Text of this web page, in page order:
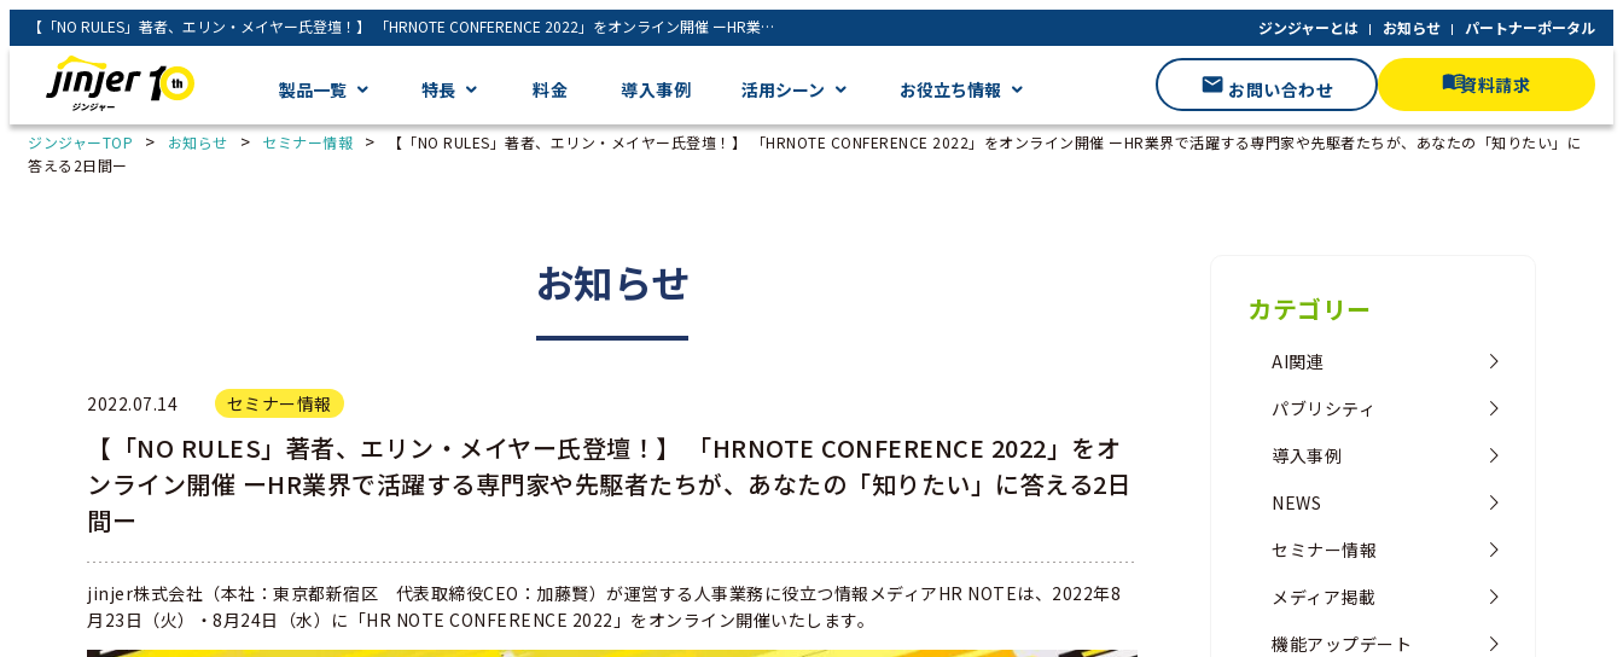
【「NO RULES」著者、エリン・メイヤー氏登壇！】 「HRNOTE CONFERENCE 2022」をオンライン開催 ーHR業界で活躍する専門家や先駆者たちが、あなたの「知りたい」に答える2日間ー - ジンジャー（jinjer）｜統合型人事システム ジンジャーとは お知らせ パートナーポータル
製品一覧 特長 料金 導入事例 活用シーン お役立ち情報 お問い合わせ 資料請求
ジンジャーTOP > お知らせ > セミナー情報 >
【「NO RULES」著者、エリン・メイヤー氏登壇！】 「HRNOTE CONFERENCE 2022」をオンライン開催 ーHR業界で活躍する専門家や先駆者たちが、あなたの「知りたい」に
答える2日間ー
お知らせ
2022.07.14 セミナー情報
【「NO RULES」著者、エリン・メイヤー氏登壇！】 「HRNOTE CONFERENCE 2022」をオ
ンライン開催 ーHR業界で活躍する専門家や先駆者たちが、あなたの「知りたい」に答える2日
間ー
jinjer株式会社（本社：東京都新宿区 代表取締役CEO：加藤賢）が運営する人事業務に役立つ情報メディアHR NOTEは、2022年8
月23日（火）・8月24日（水）に「HR NOTE CONFERENCE 2022」をオンライン開催いたします。
カテゴリー
AI関連
パブリシティ
導入事例
NEWS
セミナー情報
メディア掲載
機能アップデート